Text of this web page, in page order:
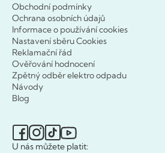
Obchodní podmínky
Ochrana osobních údajů
Informace o používání cookies
Nastavení sběru Cookies
Reklamační řád
Ověřování hodnocení
Zpětný odběr elektro odpadu
Návody
Blog
U nás můžete platit: